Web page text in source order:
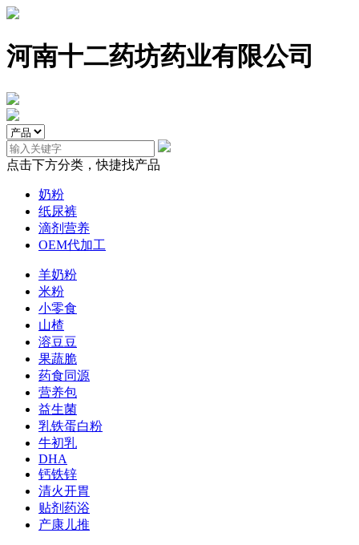
河南十二药坊药业有限公司
点击下方分类，快捷找产品
奶粉
纸尿裤
滴剂营养
OEM代加工
羊奶粉
米粉
小零食
山楂
溶豆豆
果蔬脆
药食同源
营养包
益生菌
乳铁蛋白粉
牛初乳
DHA
钙铁锌
清火开胃
贴剂药浴
产康儿推